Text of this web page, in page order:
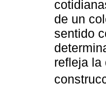
de un
sentido
refleja la